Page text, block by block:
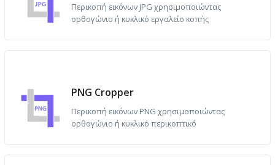
Περικοπή εικόνων JPG χρησιμοποιώντας
ορθογώνιο ή κυκλικό εργαλείο κοπής
PNG Cropper
Περικοπή εικόνων PNG χρησιμοποιώντας
ορθογώνιο ή κυκλικό περικοπτικό